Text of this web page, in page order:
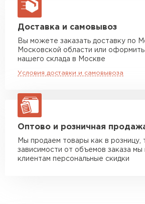
макс. длина груза 13,5 м
Манипулятор до 5 тн
Манипулятор до 10 тн
макс. длина груза 8 м
макс. длина груза 13,5 м
ЗАКАЗАТЬ С
Доставка и самовывоз
Вы можете заказать доставку по
Московской области или
нашего склада в Москве
Условия доставки и самовывоза
Оптово и розничная
Мы продаем товары как в розницу,
зависимости от объемов заказа мы
клиентам персональные скидки